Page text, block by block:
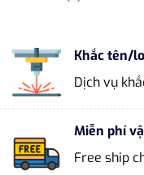
Khắc tên/
Dịch vụ
Miễn phí
Free ship